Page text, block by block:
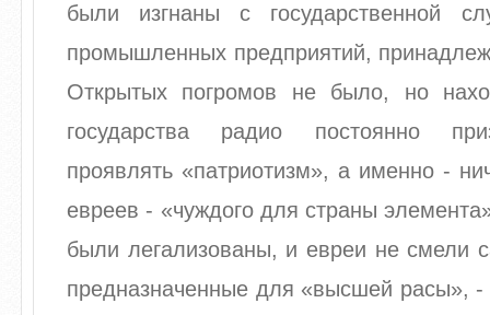
были изгнаны с государственной
промышленных предприятий,
Открытых погромов не было, но
государства радио постоянно
проявлять «патриотизм», а именно -
евреев - «чуждого для страны
были легализованы, и евреи не смели
предназначенные для «высшей расы»,